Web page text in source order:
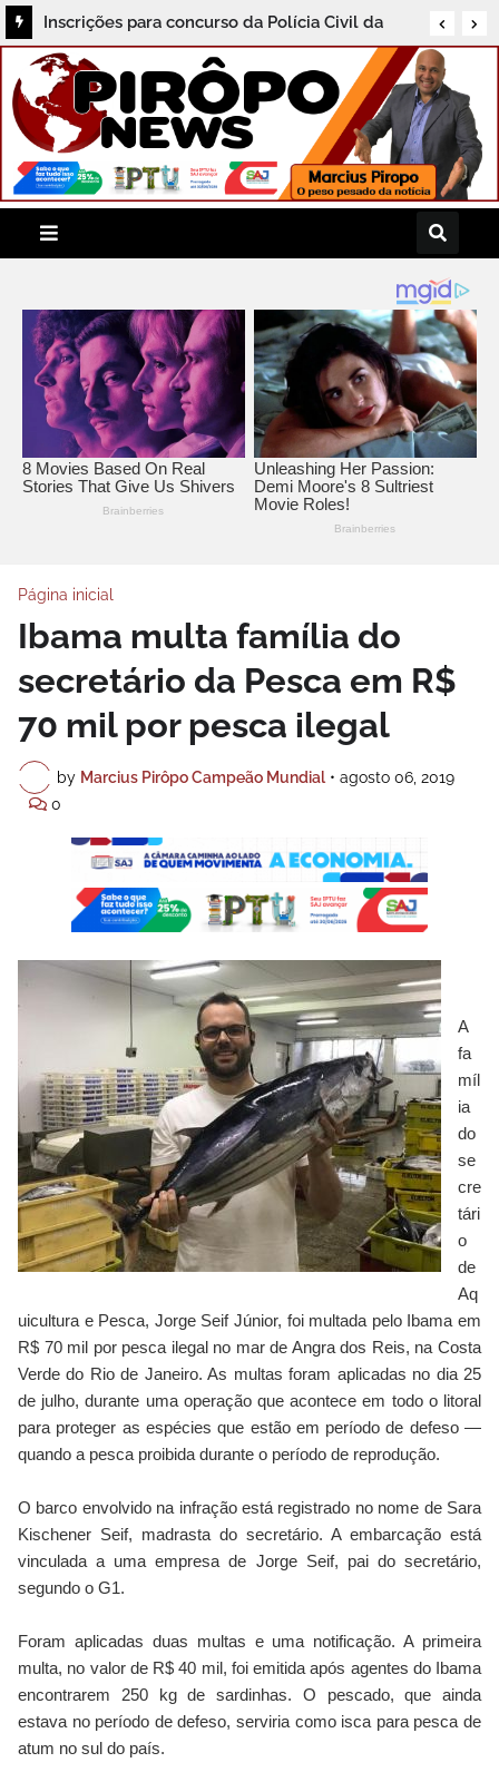
Exame toxicológico passa a ser obrigatório
para primeira CNH na Bahia
Página inicial
Ibama multa família do
secretário da Pesca em R$
70 mil por pesca ilegal
by Marcius Pirôpo Campeão Mundial • agosto 06, 2019
0
A
fa
míl
ia
do
se
cre
tári
o
de
Aq
uicultura e Pesca, Jorge Seif Júnior, foi multada pelo Ibama em
R$ 70 mil por pesca ilegal no mar de Angra dos Reis, na Costa
Verde do Rio de Janeiro. As multas foram aplicadas no dia 25
de julho, durante uma operação que acontece em todo o litoral
para proteger as espécies que estão em período de defeso —
quando a pesca proibida durante o período de reprodução.
O barco envolvido na infração está registrado no nome de Sara
Kischener Seif, madrasta do secretário. A embarcação está
vinculada a uma empresa de Jorge Seif, pai do secretário,
segundo o G1.
Foram aplicadas duas multas e uma notificação. A primeira
multa, no valor de R$ 40 mil, foi emitida após agentes do Ibama
encontrarem 250 kg de sardinhas. O pescado, que ainda
estava no período de defeso, serviria como isca para pesca de
atum no sul do país.